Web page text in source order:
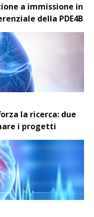
a immissione in
della PDE4B
la ricerca: due
i progetti